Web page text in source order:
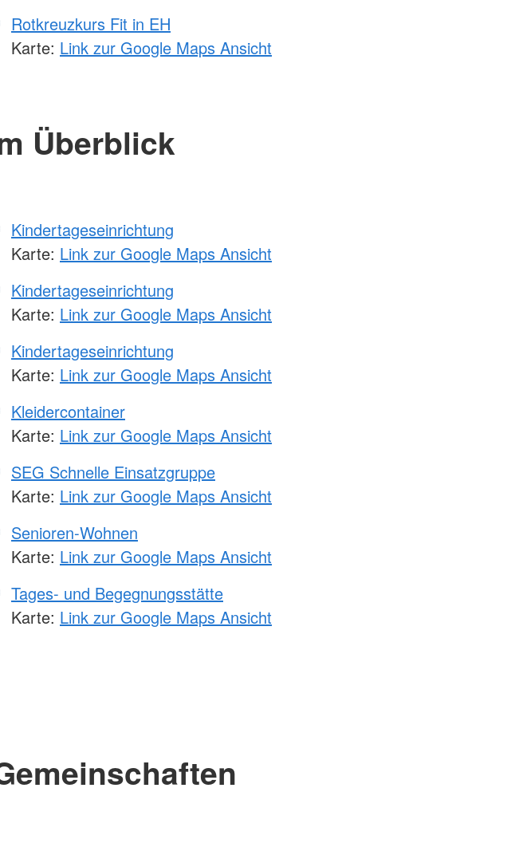
Rotkreuzkurs Fit in EH
Karte: Link zur Google Maps Ansicht
Überblick
Kindertageseinrichtung
Karte: Link zur Google Maps Ansicht
Kindertageseinrichtung
Karte: Link zur Google Maps Ansicht
Kindertageseinrichtung
Karte: Link zur Google Maps Ansicht
Kleidercontainer
Karte: Link zur Google Maps Ansicht
SEG Schnelle Einsatzgruppe
Karte: Link zur Google Maps Ansicht
Senioren-Wohnen
Karte: Link zur Google Maps Ansicht
Tages- und Begegnungsstätte
Karte: Link zur Google Maps Ansicht